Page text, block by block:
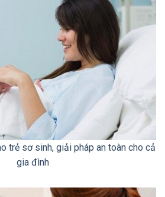
trẻ sơ sinh, giải pháp an toàn cho cả
gia đình